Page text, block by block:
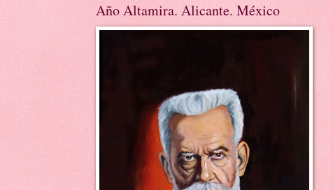
Año Altamira. Alicante. México